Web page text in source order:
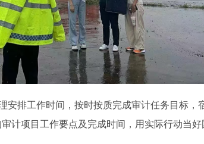
排工作时间，按时按质完成审计任务目标，
计项目工作要点及完成时间，用实际行动当好